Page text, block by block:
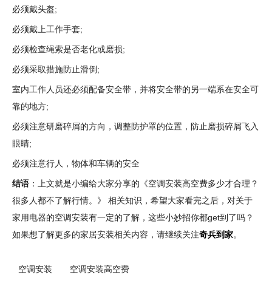
必须戴头盔;
必须戴上工作手套;
必须检查绳索是否老化或磨损;
必须采取措施防止滑倒;
室内工作人员还必须配备安全带，并将安全带的另一端系在安全可
靠的地方;
必须注意研磨碎屑的方向，调整防护罩的位置，防止磨损碎屑飞入
眼睛;
必须注意行人，物体和车辆的安全
结语 ：上文就是小编给大家分享的《空调安装高空费多少才合理？
很多人都不了解行情。》 相关知识，希望大家看完之后，对关于
家用电器的空调安装有一定的了解，这些小妙招你都get到了吗？
如果想了解更多的家居安装相关内容，请继续关注奇兵到家。
空调安装 空调安装高空费